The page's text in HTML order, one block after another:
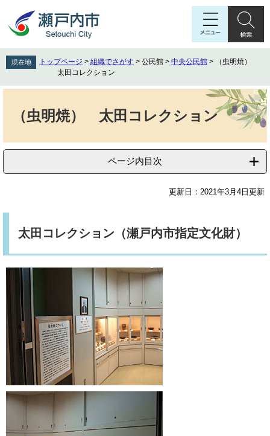
先
頭
を
飛
へ
現在地 トップページ > 組織でさがす > 公民館 > 中央公民館 >
（虫明焼）
太田コレクション
（虫明焼） 太田コレクション
ページ内目次
更新日：2021年3月4日更新
太田コレクション（瀬戸内市指定文化財）